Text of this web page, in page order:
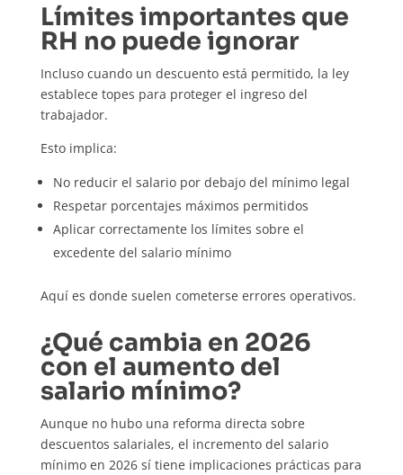
Límites importantes que
RH no puede ignorar
Incluso cuando un descuento está permitido, la ley
establece topes para proteger el ingreso del
trabajador.
Esto implica:
No reducir el salario por debajo del mínimo legal
Respetar porcentajes máximos permitidos
Aplicar correctamente los límites sobre el
excedente del salario mínimo
Aquí es donde suelen cometerse errores operativos.
¿Qué cambia en 2026
con el aumento del
salario mínimo?
Aunque no hubo una reforma directa sobre
descuentos salariales, el incremento del salario
mínimo en 2026 sí tiene implicaciones prácticas para